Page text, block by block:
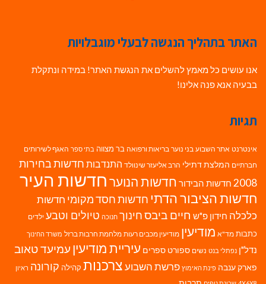
האתר בתהליך הנגשה לבעלי מוגבלויות
אנו עושים כל מאמץ להשלים את הנגשת האתר! במידה ונתקלת
בבעיה אנא פנה אלינו!
תגיות
אינטרנט אתר השבוע בני נוער בריאות ורפואה בר מצווה בתי ספר האגף לשירותים
חברתיים המלצת דתילי הרב אליעזר שינוולד התנדבות חדשות בחירות
2008 חדשות הבידור חדשות הנוערחדשות העיר
חדשות הציבור הדתי חדשות חסד מקומי חדשות
כלכלה חידון פ"ש חיים ביבסחינוך חנוכה טיולים וטבע ילדים
כתבות מד"א מודיעין מודיעין מכבים רעות מלחמת חרבות ברזל משרד החינוך
נדל"ן נפתלי בנט נשים ספורט ספרים עיריית מודיעין עמיעד טאוב
פארק ענבה פינת האימוץ פרשת השבועצרכנות קהילה קורונה ראיון